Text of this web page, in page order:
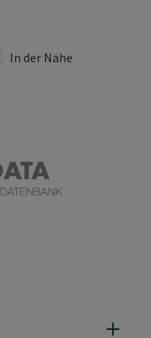
In der Nähe